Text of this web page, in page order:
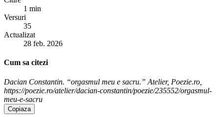
1 min
Versuri
35
Actualizat
28 feb. 2026
Cum sa citezi
Dacian Constantin. “orgasmul meu e sacru.” Atelier, Poezie.ro,
https://poezie.ro/atelier/dacian-constantin/poezie/235552/orgasmul-
meu-e-sacru
Copiaza